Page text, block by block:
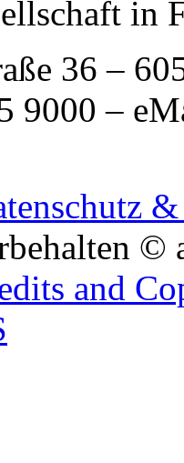
in
36 –
9000 –
©
and